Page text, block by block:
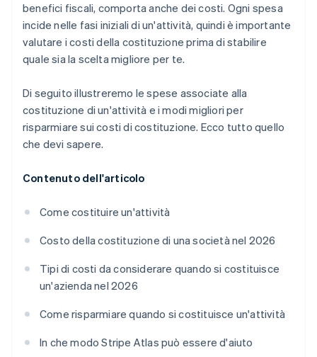
Documenti legali aziendali con idoneità globale
Un anno di Stripe Payments gratis, oltre a 50.000 $
in crediti e sconti offerti da partner
benefici fiscali, comporta anche dei costi. Ogni spesa
incide nelle fasi iniziali di un'attività, quindi è importante
valutare i costi della costituzione prima di stabilire
quale sia la scelta migliore per te.
Di seguito illustreremo le spese associate alla
costituzione di un'attività e i modi migliori per
risparmiare sui costi di costituzione. Ecco tutto quello
che devi sapere.
Contenuto dell'articolo
Come costituire un'attività
Costo della costituzione di una società nel 2026
Tipi di costi da considerare quando si costituisce
un'azienda nel 2026
Come risparmiare quando si costituisce un'attività
In che modo Stripe Atlas può essere d'aiuto